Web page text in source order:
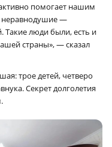
помогает нашим
неравнодушие —
Такие люди были, есть и
страны», — сказал
трое детей, четверо
Секрет долголетия